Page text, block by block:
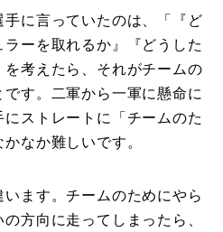
に言っていたのは、「『ど
ーを取れるか』『どうした
考えたら、それがチームの
す。二軍から一軍に懸命に
にストレートに「チームのた
なか難しいです。
ます。チームのためにやら
方向に走ってしまったら、